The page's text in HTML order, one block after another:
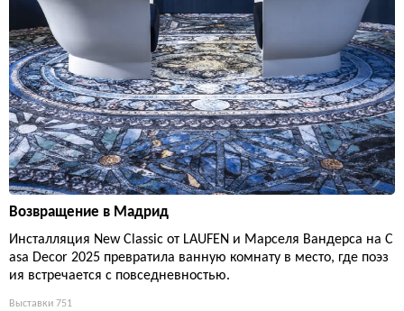
Возвращение в Мадрид
Инсталляция New Classic от LAUFEN и Марселя Вандерса на C
asa Decor 2025 превратила ванную комнату в место, где поэз
ия встречается с повседневностью.
Выставки 751